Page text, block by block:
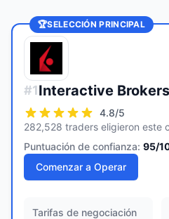
🏆SELECCIÓN PRINCIPAL
#1Interactive Brokers
4.8/5
282,528 traders eligieron este
Puntuación de confianza: 95/
Comenzar a Operar
Tarifas de negociación